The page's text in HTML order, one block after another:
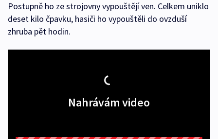
Postupně ho ze strojovny vypouštějí ven. Celkem uniklo
deset kilo čpavku, hasiči ho vypouštěli do ovzduší
zhruba pět hodin.
Nahrávám video